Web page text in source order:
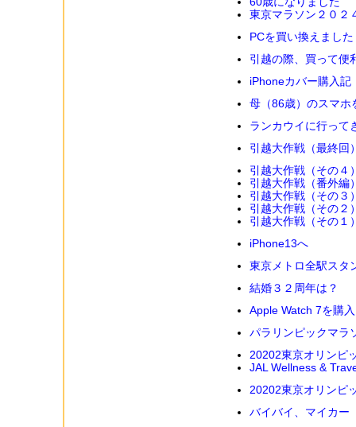
東京マラソン２０２
PCを買い換えまし
引越の際、買って便
iPhoneカバー購入記
母（86歳）のスマホ
ランカウイに行って
引越大作戦（最終回
引越大作戦（その４
引越大作戦（番外編
引越大作戦（その３
引越大作戦（その２
引越大作戦（その１
iPhone13へ
東京メトロ全駅スタ
結婚３２周年は？
Apple Watch 7を購入
パラリンピックマラ
20202東京オリンピ
JAL Wellness &
20202東京オリンピ
バイバイ、マイカー